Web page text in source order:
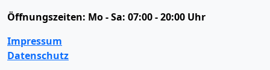
Öffnungszeiten: Mo - Sa: 07:00 - 20:00 Uhr
Impressum
Datenschutz